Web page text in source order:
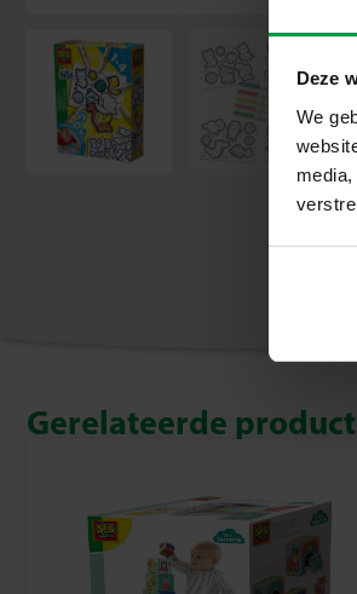
Deze
We
Gerelateerde